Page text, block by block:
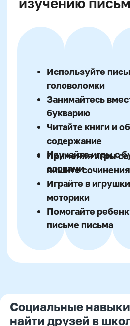
Социальные
найти друзей в
Варвара Шешикова
Автор статьи: